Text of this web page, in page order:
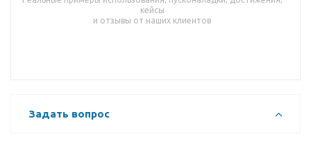
кейсы
и отзывы от наших клиентов
Задать вопрос